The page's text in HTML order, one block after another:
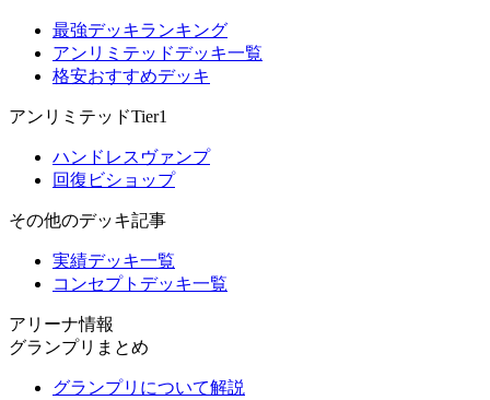
最強デッキランキング
アンリミテッドデッキ一覧
格安おすすめデッキ
アンリミテッドTier1
ハンドレスヴァンプ
回復ビショップ
その他のデッキ記事
実績デッキ一覧
コンセプトデッキ一覧
アリーナ情報
グランプリまとめ
グランプリについて解説